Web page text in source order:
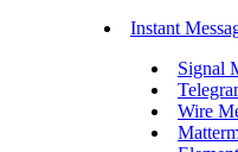
Instant
Signal
Wire